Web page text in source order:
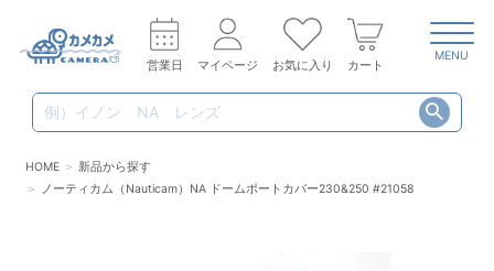
営業日 マイページ お気に入り カート
MENU
HOME
新品から探す
ノーティカム（Nauticam）NA ドームポートカバー230&250 #21058